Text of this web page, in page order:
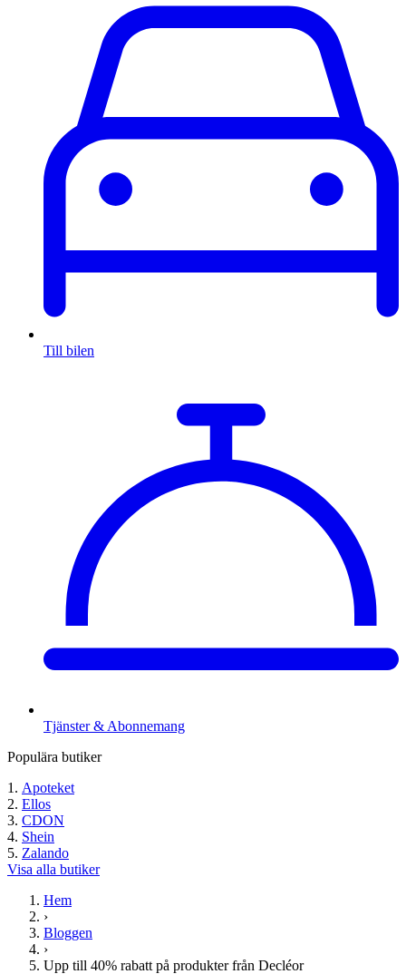
Till bilen
Tjänster & Abonnemang
Populära butiker
Apoteket
Ellos
CDON
Shein
Zalando
Visa alla butiker
Hem
›
Bloggen
›
Upp till 40% rabatt på produkter från Decléor